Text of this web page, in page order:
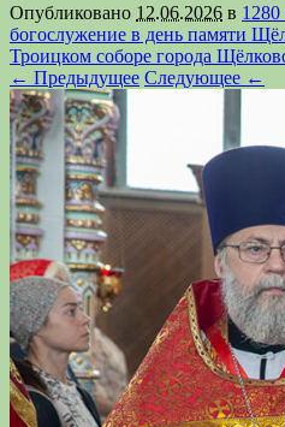
Опубликовано 12.06.2026 в
богослужение в день памяти
Троицком соборе города
← Предыдущее Следующее ←